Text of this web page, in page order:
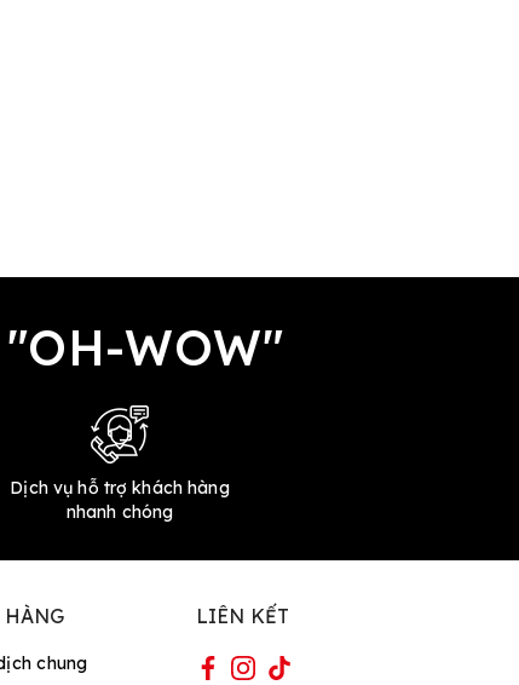
WOW"
Dịch vụ hỗ trợ khách hàng
nhanh chóng
HÀNG
chung
LIÊN KẾT